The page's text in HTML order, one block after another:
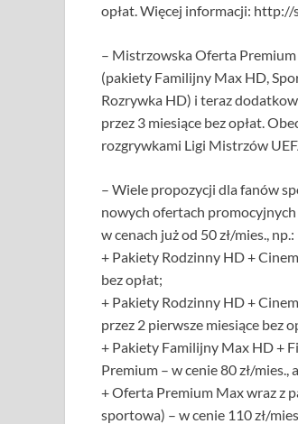
opłat. Więcej informacji:
– Mistrzowska Oferta
(pakiety Familijny Max HD,
Rozrywka HD) i teraz
przez 3 miesiące bez opłat.
rozgrywkami Ligi Mistrzów
– Wiele propozycji dla fanów
nowych ofertach
w cenach już od 50 zł/mies., np.:
+ Pakiety Rodzinny HD +
bez opłat;
+ Pakiety Rodzinny HD +
przez 2 pierwsze miesiące bez
+ Pakiety Familijny Max HD +
Premium – w cenie 80 zł/mies.,
+ Oferta Premium Max wraz z
sportowa) – w cenie 110 zł/